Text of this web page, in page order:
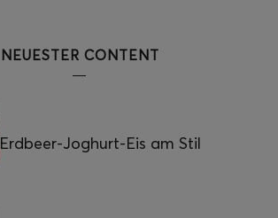
NEUESTER CONTENT
Erdbeer-Joghurt-Eis am Stil